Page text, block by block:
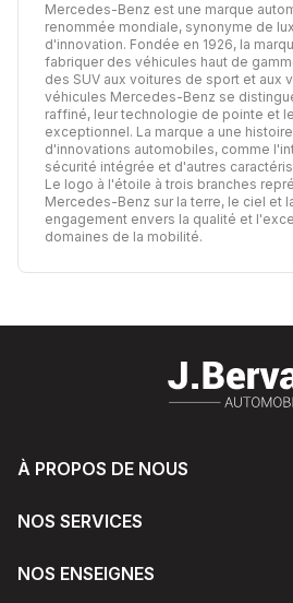
Mercedes-Benz est une marque
renommée mondiale, synonyme de
d'innovation. Fondée en 1926, la
fabriquer des véhicules haut de
des SUV aux voitures de sport et aux
véhicules Mercedes-Benz se
raffiné, leur technologie de pointe et
exceptionnel. La marque a une
d'innovations automobiles, comme
sécurité intégrée et d'autres
Le logo à l'étoile à trois branches
Mercedes-Benz sur la terre, le ciel et
engagement envers la qualité et
domaines de la mobilité.
À PROPOS DE NOUS
NOS SERVICES
NOS ENSEIGNES